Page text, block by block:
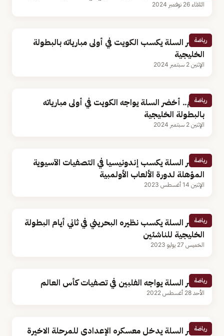
الثلاثاء 26 نوفمبر 2024
رياضة
أخضر السلة يكسب الكويت في أولى مبارياته بالبطولة
الخليجية
الإثنين 2 سبتمبر 2024
رياضة
اليوم.. أخضر السلة يواجه الكويت في أولى مبارياته
بالبطولة الخليجية
الإثنين 2 سبتمبر 2024
رياضة
أخضر السلة يكسب إندونيسيا في التصفيات الآسيوية
المؤهلة لدورة الألعاب الأولمبية
الإثنين 14 أغسطس 2023
رياضة
أخضر السلة يكسب نظيره البحريني في ثاني أيام البطولة
الخليجية للناشئين
الخميس 27 يوليو 2023
رياضة
أخضر السلة يواجه الفلبين في تصفيات كأس العالم
الأحد 28 أغسطس 2022
رياضة
أخضر السلة يدخل معسكره الإعدادي للمرحلة الاخيرة